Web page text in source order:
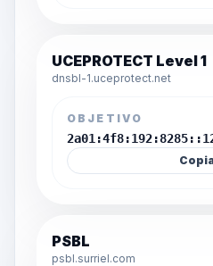
UCEPROTECT Level 1
dnsbl-1.uceprotect.net
OBJETIVO
PSBL
psbl.surriel.com